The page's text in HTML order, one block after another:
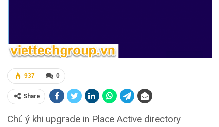
0
937
Share
Chú ý khi upgrade in Place Active directory